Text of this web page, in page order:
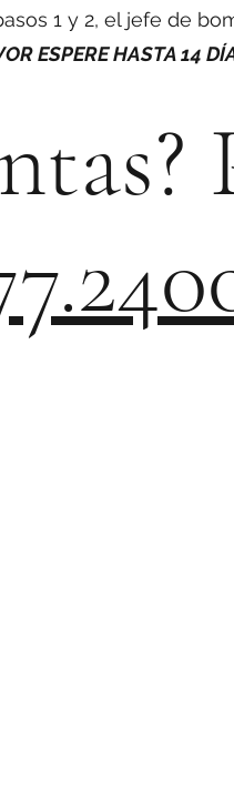
1 y 2, el jefe de
ESPERE HASTA 14